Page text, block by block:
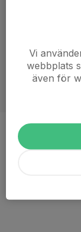
Position
Vi
webbplats
även för